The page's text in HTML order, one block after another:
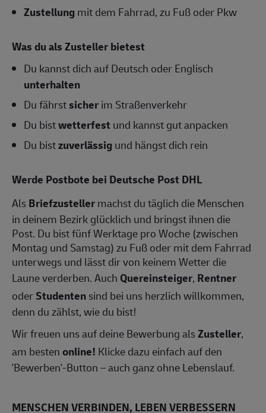
Zustellungmit dem Fahrrad, zu Fuß oder Pkw
Was du als Zusteller bietest
Du kannst dich auf Deutsch oder Englisch
unterhalten
Du fährstsicherim Straßenverkehr
Du bistwetterfest und kannst gut anpacken
Du bistzuverlässigund hängst dich rein
Werde Postbote bei Deutsche Post DHL
AlsBriefzustellermachst du täglich die Menschen
in deinem Bezirk glücklich und bringst ihnen die
Post. Du bist fünf Werktage pro Woche (zwischen
Montag und Samstag) zu Fuß oder mit dem Fahrrad
unterwegs und lässt dir von keinem Wetter die
Laune verderben. Auch Quereinsteiger, Rentner
oderStudentensind bei uns herzlich willkommen,
denn du zählst, wie du bist!
Wir freuen uns auf deine Bewerbung alsZusteller,
am bestenonline! Klicke dazu einfach auf den
'Bewerben'-Button – auch ganz ohne Lebenslauf.
MENSCHEN VERBINDEN, LEBEN VERBESSERN